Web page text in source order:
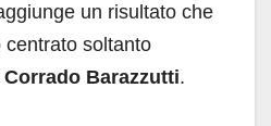
un risultato che
centrato soltanto
Corrado Barazzutti.